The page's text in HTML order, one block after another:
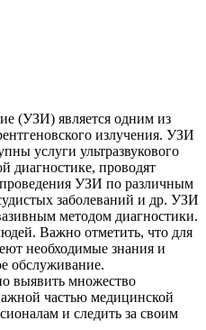
(УЗИ) является одним из
излучения. УЗИ
услуги ультразвукового
диагностике, проводят
проведения УЗИ по различным
заболеваний и др. УЗИ
методом диагностики.
Важно отметить, что для
необходимые знания и
обслуживание.
выявить множество
частью медицинской
и следить за своим